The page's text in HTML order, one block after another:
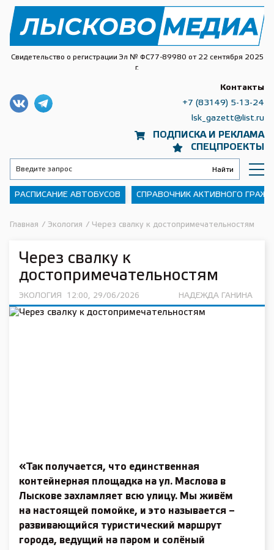
Свидетельство о регистрации Эл № ФС77-89980 от 22 сентября 2025
г.
ПОДПИСКА И РЕКЛАМА
СПЕЦПРОЕКТЫ
Контакты
+7 (83149) 5-13-24
lsk_gazett@list.ru
РАСПИСАНИЕ АВТОБУСОВ СПРАВОЧНИК АКТИВНОГО
Главная / Экология / Через свалку к достопримечательностям
Через свалку к
достопримечательностям
ЭКОЛОГИЯ 12:00, 29/06/2026 НАДЕЖДА ГАНИНА
«Так получается, что единственная
контейнерная площадка на ул. Маслова в
Лыскове захламляет всю улицу. Мы живём
на настоящей помойке, и это называется –
развивающийся туристический маршрут
города, ведущий на паром и солёный